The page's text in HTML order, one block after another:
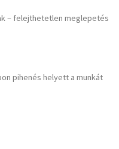
– felejthetetlen meglepetés
pihenés helyett a munkát